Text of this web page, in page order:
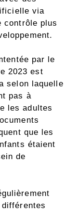
via
contrôle plus
par le
2023 est
selon laquelle
pas à
les adultes
que les
étaient
de